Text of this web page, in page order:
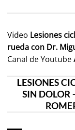
Video Lesiones
rueda con Dr.
Canal de Youtube
LESIONES
SIN DOLOR